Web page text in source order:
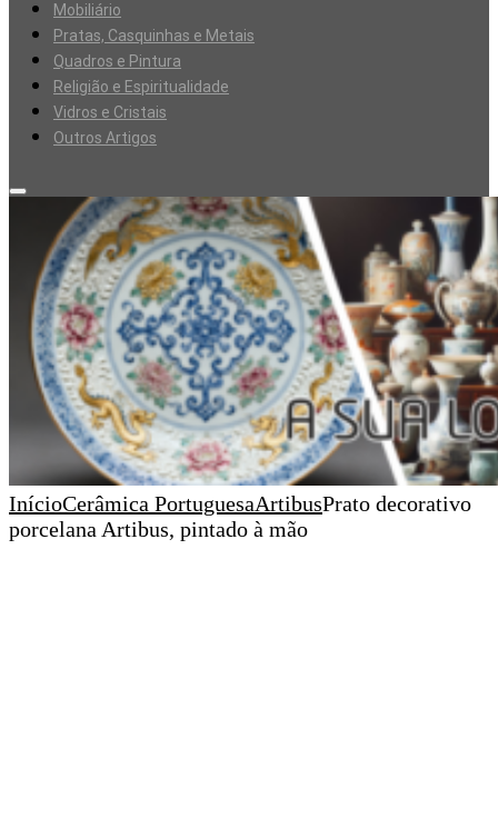
Mobiliário
Pratas, Casquinhas e Metais
Quadros e Pintura
Religião e Espiritualidade
Vidros e Cristais
Outros Artigos
InícioCerâmica PortuguesaArtibusPrato decorativo
porcelana Artibus, pintado à mão